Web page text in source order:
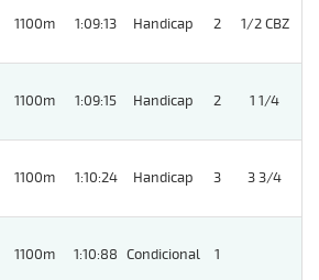
1100m 1:09:13 Handicap 2 1/2 CBZ
1100m 1:09:15 Handicap 2 1 1/4
1100m 1:10:24 Handicap 3 3 3/4
1100m 1:10:88 Condicional 1